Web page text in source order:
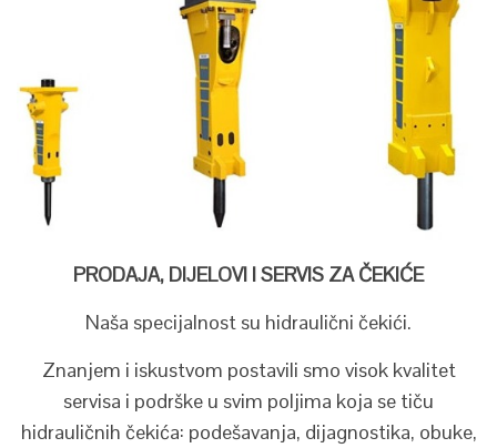
PRODAJA, DIJELOVI I SERVIS ZA ČEKIĆE
Naša specijalnost su hidraulični čekići.
Znanjem i iskustvom postavili smo visok kvalitet
servisa i podrške u svim poljima koja se tiču
hidrauličnih čekića: podešavanja, dijagnostika, obuke,